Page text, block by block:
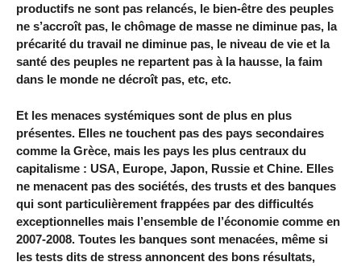
productifs ne sont pas relancés, le bien-être des peuples
ne s’accroît pas, le chômage de masse ne diminue pas, la
précarité du travail ne diminue pas, le niveau de vie et la
santé des peuples ne repartent pas à la hausse, la faim
dans le monde ne décroît pas, etc, etc.
Et les menaces systémiques sont de plus en plus
présentes. Elles ne touchent pas des pays secondaires
comme la Grèce, mais les pays les plus centraux du
capitalisme : USA, Europe, Japon, Russie et Chine. Elles
ne menacent pas des sociétés, des trusts et des banques
qui sont particulièrement frappées par des difficultés
exceptionnelles mais l’ensemble de l’économie comme en
2007-2008. Toutes les banques sont menacées, même si
les tests dits de stress annoncent des bons résultats,